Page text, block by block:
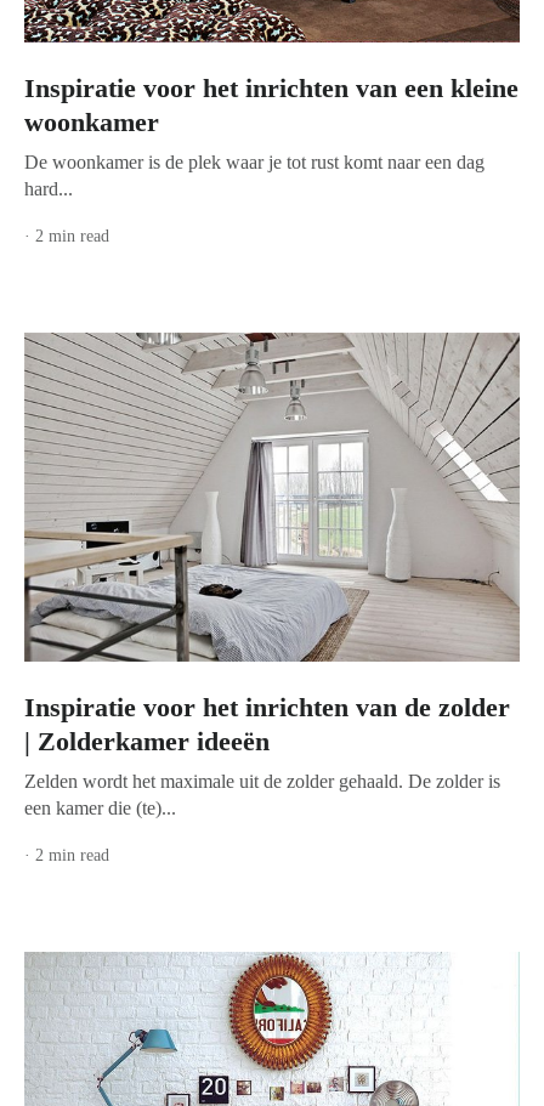
Inspiratie voor het inrichten van een kleine
woonkamer
De woonkamer is de plek waar je tot rust komt naar een dag
hard...
· 2 min read
Inspiratie voor het inrichten van de zolder
| Zolderkamer ideeën
Zelden wordt het maximale uit de zolder gehaald. De zolder is
een kamer die (te)...
· 2 min read